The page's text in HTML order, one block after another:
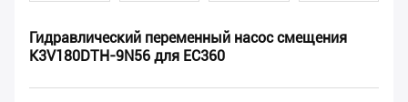
Гидравлический переменный насос смещения
K3V180DTH-9N56 для EC360